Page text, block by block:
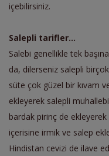
içebilirsiniz.
Salepli tarifler...
Salebi genellikle tek
da, dilerseniz salepli
süte çok güzel bir kıvam
ekleyerek salepli
bardak pirinç de
içerisine irmik ve salep
Hindistan cevizi de ilave